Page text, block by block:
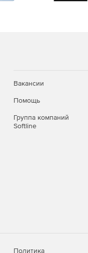
Вакансии
Помощь
Группа компаний
Softline
Политика